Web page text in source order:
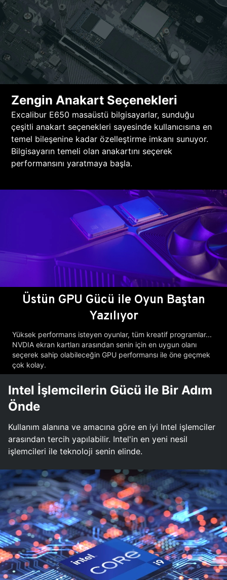
Zengin Anakart Seçenekleri
Excalibur E650 masaüstü bilgisayarlar, sunduğu
çeşitli anakart seçenekleri sayesinde kullanıcısına en
temel bileşenine kadar özelleştirme imkanı sunuyor.
Bilgisayarın temeli olan anakartını seçerek
performansını yaratmaya başla.
Üstün GPU Gücü ile Oyun Baştan
Yazılıyor
Yüksek performans isteyen oyunlar, tüm kreatif programlar...
NVDIA ekran kartları arasından senin için en uygun olanı
seçerek sahip olabileceğin GPU performansı ile öne geçmek
çok kolay.
Intel İşlemcilerin Gücü ile Bir Adım
Önde
Kullanım alanına ve amacına göre en iyi Intel işlemciler
arasından tercih yapılabilir. Intel'in en yeni nesil
işlemcileri ile teknoloji senin elinde.